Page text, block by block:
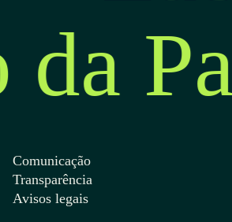
Comunicação
Transparência
Avisos legais